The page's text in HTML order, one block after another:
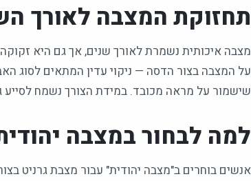
תחזוקת המצבה לאורך
מצבה איכותית נשמרת לאורך שנים, אך גם היא
על המצבה בצור הדסה — ניקוי עדין המתאים לסוג
שישמור על מראה מכובד. במידת הצורך נשמח לסייע
למה לבחור במצבה
אנשים בוחרים ב"מצבה יהודית" עבור מצבת גרניט